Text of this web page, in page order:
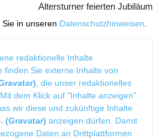
in unseren Datenschutzhinweisen
Altersturner feierten Jubiläum
redaktionelle Inhalte
finden Sie externe Inhalte von
, die unser redaktionelles
dem Klick auf "Inhalte anzeigen"
wir diese und zukünftige Inhalte
(Gravatar) anzeigen dürfen. Damit
Daten an Drittplattformen